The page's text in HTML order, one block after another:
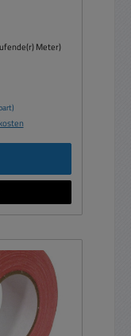
Meter)